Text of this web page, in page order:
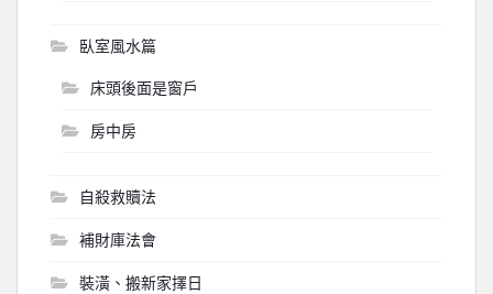
臥室風水篇
床頭後面是窗戶
房中房
自殺救贖法
補財庫法會
裝潢、搬新家擇日